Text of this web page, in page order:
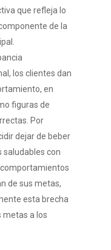
que refleja lo
de la
los clientes dan
en
figuras de
Por
dejar de beber
saludables con
comportamientos
de sus metas,
esta brecha
metas a los
Cursos de preparación
INGLÉS
CAMBRIDGE SUITE
IELTS
LINGUASKILL
ITALIANO
CLIQ
CELI
CASTELLANO
CERT.EA
de
FAANG/ BIG TECH
Cursos generales de
de